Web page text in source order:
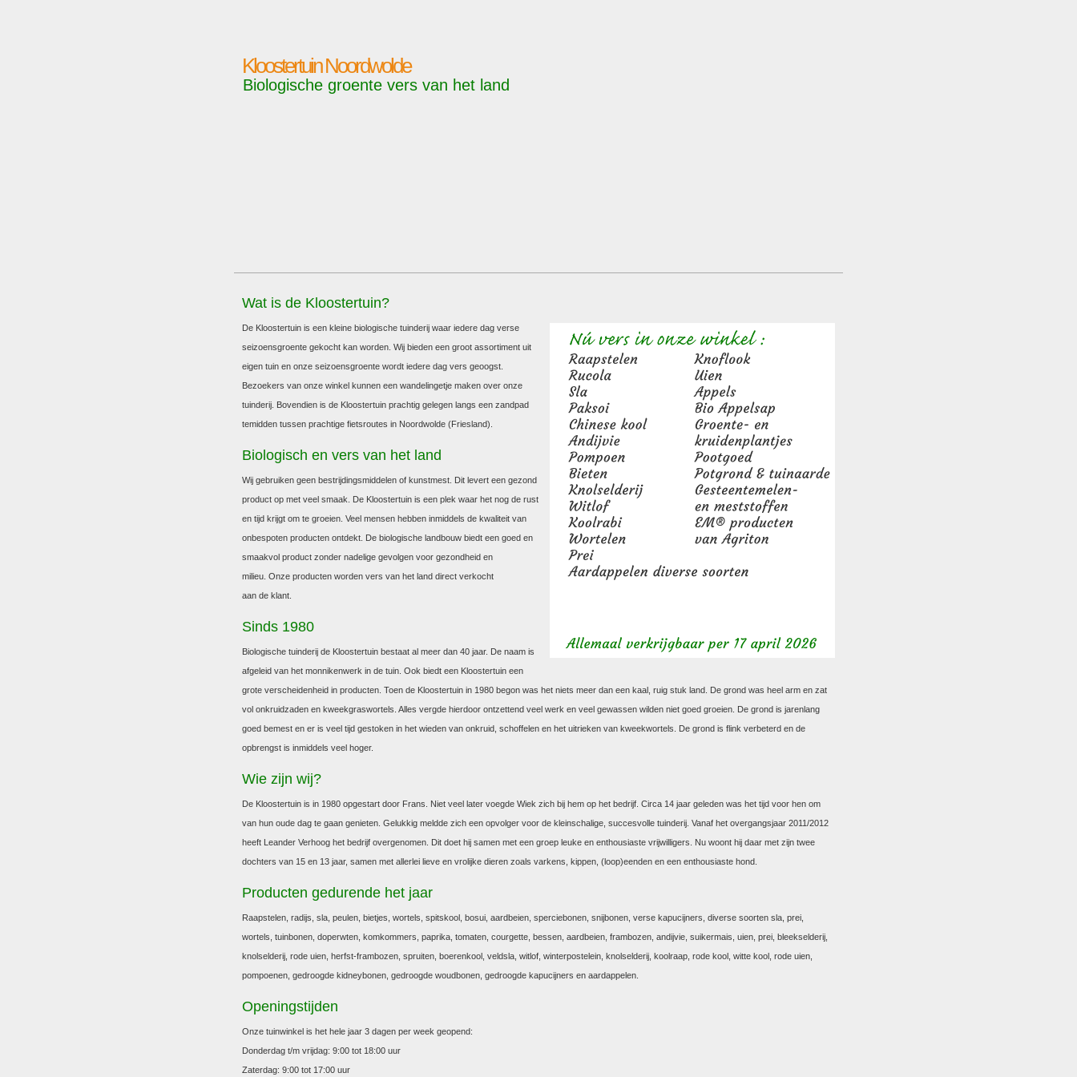
Kloostertuin Noordwolde
Biologische groente vers van het land
Wat is de Kloostertuin?
De Kloostertuin is een kleine biologische tuinderij waar iedere dag verse
seizoensgroente gekocht kan worden. Wij bieden een groot assortiment uit
eigen tuin en onze seizoensgroente wordt iedere dag vers geoogst.
Bezoekers van onze winkel kunnen een wandelingetje maken over onze
tuinderij. Bovendien is de Kloostertuin prachtig gelegen langs een zandpad
temidden tussen prachtige fietsroutes in Noordwolde (Friesland).
Biologisch en vers van het land
Wij gebruiken geen bestrijdingsmiddelen of kunstmest. Dit levert een gezond
product op met veel smaak. De Kloostertuin is een plek waar het nog de rust
en tijd krijgt om te groeien. Veel mensen hebben inmiddels de kwaliteit van
onbespoten producten ontdekt. De biologische landbouw biedt een goed en
smaakvol product zonder nadelige gevolgen voor gezondheid en
milieu. Onze producten worden vers van het land direct verkocht
aan de klant.
Sinds 1980
Biologische tuinderij de Kloostertuin bestaat al meer dan 40 jaar. De naam is
afgeleid van het monnikenwerk in de tuin. Ook biedt een Kloostertuin een
grote verscheidenheid in producten. Toen de Kloostertuin in 1980 begon was het niets meer dan een kaal, ruig stuk land. De grond was heel arm en zat
vol onkruidzaden en kweekgraswortels. Alles vergde hierdoor ontzettend veel werk en veel gewassen wilden niet goed groeien. De grond is jarenlang
goed bemest en er is veel tijd gestoken in het wieden van onkruid, schoffelen en het uitrieken van kweekwortels. De grond is flink verbeterd en de
opbrengst is inmiddels veel hoger.
Wie zijn wij?
De Kloostertuin is in 1980 opgestart door Frans. Niet veel later voegde Wiek zich bij hem op het bedrijf. Circa 14 jaar geleden was het tijd voor hen om
van hun oude dag te gaan genieten. Gelukkig meldde zich een opvolger voor de kleinschalige, succesvolle tuinderij. Vanaf het overgangsjaar 2011/2012
heeft Leander Verhoog het bedrijf overgenomen. Dit doet hij samen met een groep leuke en enthousiaste vrijwilligers. Nu woont hij daar met zijn twee
dochters van 15 en 13 jaar, samen met allerlei lieve en vrolijke dieren zoals varkens, kippen, (loop)eenden en een enthousiaste hond.
Producten gedurende het jaar
Raapstelen, radijs, sla, peulen, bietjes, wortels, spitskool, bosui, aardbeien, sperciebonen, snijbonen, verse kapucijners, diverse soorten sla, prei,
wortels, tuinbonen, doperwten, komkommers, paprika, tomaten, courgette, bessen, aardbeien, frambozen, andijvie, suikermais, uien, prei, bleekselderij,
knolselderij, rode uien, herfst-frambozen, spruiten, boerenkool, veldsla, witlof, winterpostelein, knolselderij, koolraap, rode kool, witte kool, rode uien,
pompoenen, gedroogde kidneybonen, gedroogde woudbonen, gedroogde kapucijners en aardappelen.
Openingstijden
Onze tuinwinkel is het hele jaar 3 dagen per week geopend:
Donderdag t/m vrijdag: 9:00 tot 18:00 uur
Zaterdag: 9:00 tot 17:00 uur